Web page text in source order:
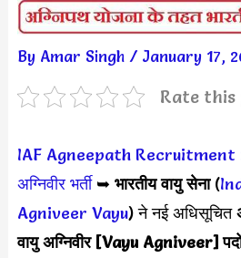
By Amar Singh / January 17,
Rate this
IAF Agneepath Recruitment
अग्निवीर भर्ती ➥ भारतीय वायु सेना(
Agniveer Vayu) ने नई अधिसूचित
वायु अग्निवीर [Vayu Agniveer]